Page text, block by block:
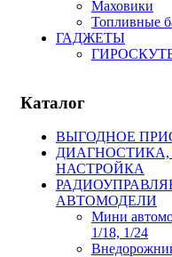
Маховики
Топливные
ГАДЖЕТЫ
Каталог
ВЫГОДНОЕ
ДИАГНОСТИКА,
НАСТРОЙКА
АВТОМОДЕЛИ
Мини
1/18, 1/24